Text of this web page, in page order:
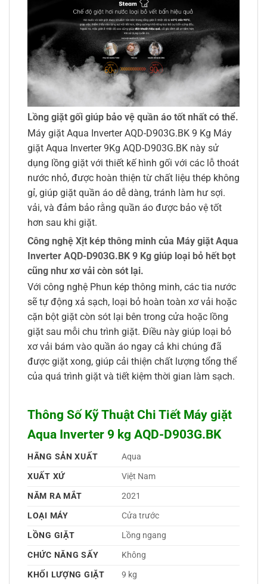
Lồng giặt gối giúp bảo vệ quần áo tốt nhất có thể.
Máy giặt Aqua Inverter AQD-D903G.BK 9 Kg Máy
giặt Aqua Inverter 9Kg AQD-D903G.BK này sử
dụng lồng giặt với thiết kế hình gối với các lỗ thoát
nước nhỏ, được hoàn thiện từ chất liệu thép không
gỉ, giúp giặt quần áo dễ dàng, tránh làm hư sợi.
vải, và đảm bảo rằng quần áo được bảo vệ tốt
hơn sau khi giặt.
Công nghệ Xịt kép thông minh của Máy giặt Aqua
Inverter AQD-D903G.BK 9 Kg giúp loại bỏ hết bọt
cũng như xơ vải còn sót lại.
Với công nghệ Phun kép thông minh, các tia nước
sẽ tự động xả sạch, loại bỏ hoàn toàn xơ vải hoặc
cặn bột giặt còn sót lại bên trong cửa hoặc lồng
giặt sau mỗi chu trình giặt. Điều này giúp loại bỏ
xơ vải bám vào quần áo ngay cả khi chúng đã
được giặt xong, giúp cải thiện chất lượng tổng thể
của quá trình giặt và tiết kiệm thời gian làm sạch.
Thông Số Kỹ Thuật Chi Tiết Máy giặt
Aqua Inverter 9 kg AQD-D903G.BK
HÃNG SẢN XUẤT
Aqua
XUẤT XỨ
Việt Nam
NĂM RA MẮT
2021
LOẠI MÁY
Cửa trước
LỒNG GIẶT
Lồng ngang
CHỨC NĂNG SẤY
Không
KHỐI LƯỢNG GIẶT
9 kg